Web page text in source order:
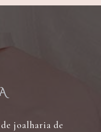
joalharia de